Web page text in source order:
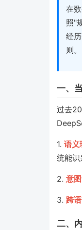
在
照"
经
则。
一、
过去
1. 语义
统能
2. 意
3. 跨
二、